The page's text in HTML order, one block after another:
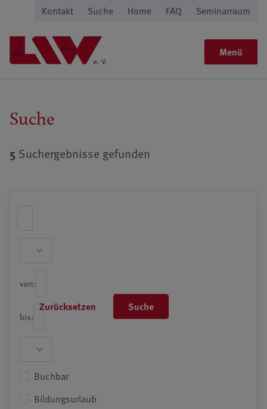
Kontakt Suche Home FAQ Seminarraum
Menü
Suche
5 Suchergebnisse gefunden
von:
bis:
Buchbar
Bildungsurlaub
Zurücksetzen Suche